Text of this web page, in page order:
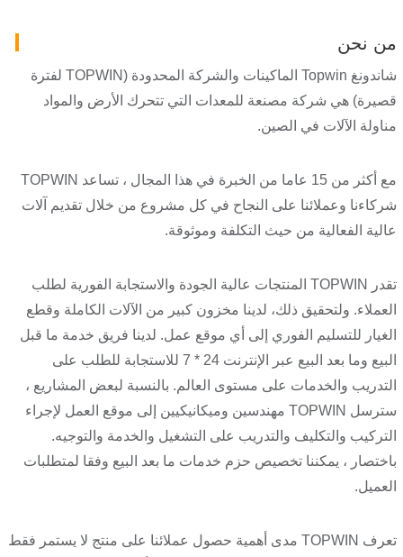
من نحن
شاندونغ Topwin الماكينات والشركة المحدودة (TOPWIN لفترة
قصيرة) هي شركة مصنعة للمعدات التي تتحرك الأرض والمواد
مناولة الآلات في الصين.
مع أكثر من 15 عاما من الخبرة في هذا المجال ، تساعد TOPWIN
شركاءنا وعملائنا على النجاح في كل مشروع من خلال تقديم آلات
عالية الفعالية من حيث التكلفة وموثوقة.
تقدر TOPWIN المنتجات عالية الجودة والاستجابة الفورية لطلب
العملاء. ولتحقيق ذلك، لدينا مخزون كبير من الآلات الكاملة وقطع
الغيار للتسليم الفوري إلى أي موقع عمل. لدينا فريق خدمة ما قبل
البيع وما بعد البيع عبر الإنترنت 24 * 7 للاستجابة للطلب على
التدريب والخدمات على مستوى العالم. بالنسبة لبعض المشاريع ،
سترسل TOPWIN مهندسين وميكانيكيين إلى موقع العمل لإجراء
التركيب والتكليف والتدريب على التشغيل والخدمة والتوجيه.
باختصار ، يمكننا تخصيص حزم خدمات ما بعد البيع وفقا لمتطلبات
العميل.
تعرف TOPWIN مدى أهمية حصول عملائنا على منتج لا يستمر فقط